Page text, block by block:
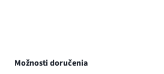
Možnosti doručenia